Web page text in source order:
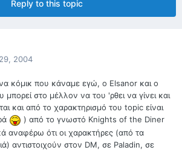
Reply to this topic
2004
κόμικ που κάναμε εγώ, ο Elsanor και ο
στο μέλλον να του 'ρθει να γίνει και
και από το χαρακτηρισμό του topic είναι
) από το γνωστό Knights of the Diner
αναφέρω ότι οι χαρακτήρες (από τα
αντιστοιχούν στον DM, σε Paladin, σε